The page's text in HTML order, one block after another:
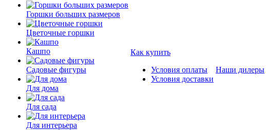
Горшки больших размеров
Цветочные горшки
Кашпо
Садовые фигуры
Для дома
Для сада
Для интерьера
Как купить
Условия оплаты
Условия доставки
Наши дилеры